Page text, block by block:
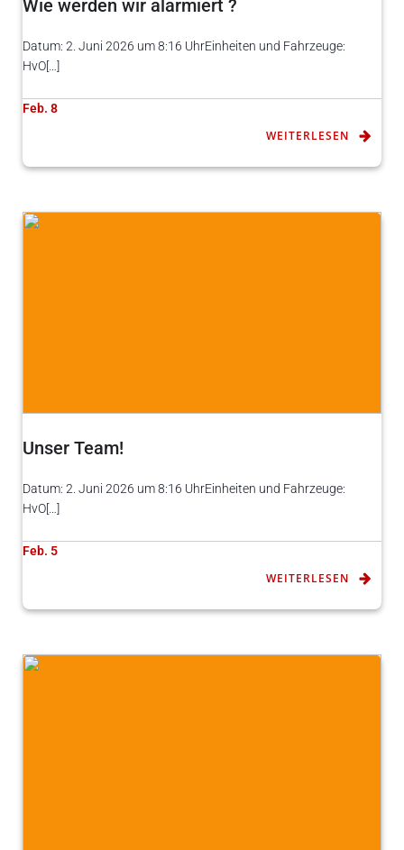
Wie werden wir alarmiert ?
Datum: 2. Juni 2026 um 8:16 UhrEinheiten und Fahrzeuge:
HvO[…]
Feb. 8
WEITERLESEN
Unser Team!
Datum: 2. Juni 2026 um 8:16 UhrEinheiten und Fahrzeuge:
HvO[…]
Feb. 5
WEITERLESEN